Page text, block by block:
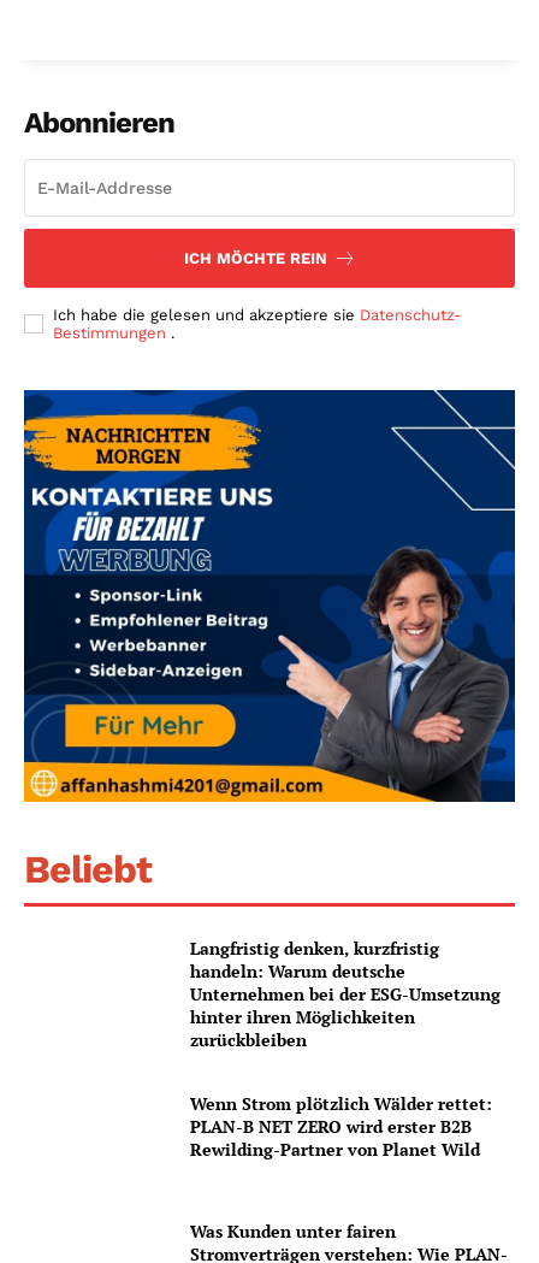
Abonnieren
ICH MÖCHTE REIN
Ich habe die gelesen und akzeptiere sie Datenschutz-
Bestimmungen .
Beliebt
Langfristig denken, kurzfristig
handeln: Warum deutsche
Unternehmen bei der ESG-Umsetzung
hinter ihren Möglichkeiten
zurückbleiben
Wenn Strom plötzlich Wälder rettet:
PLAN-B NET ZERO wird erster B2B
Rewilding-Partner von Planet Wild
Was Kunden unter fairen
Stromverträgen verstehen: Wie PLAN-